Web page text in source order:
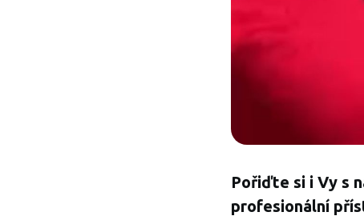
Pořiďte si i Vy s
profesionální